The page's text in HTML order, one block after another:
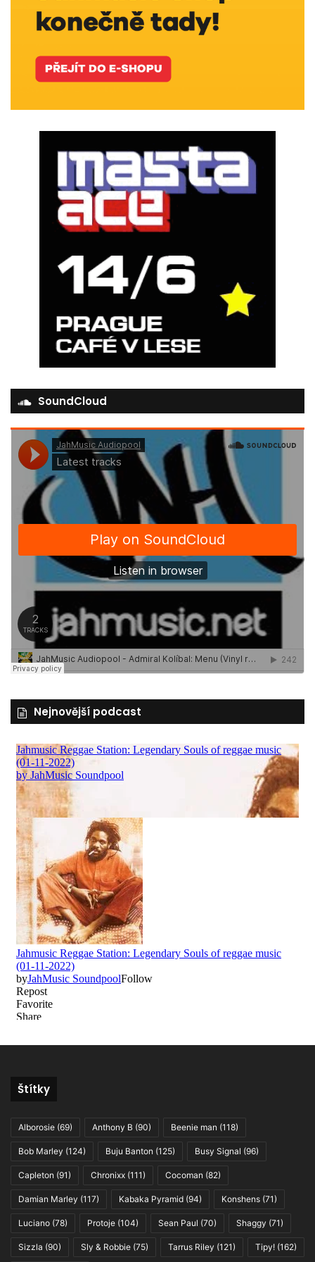
SoundCloud
Nejnovější podcast
Štítky
Alborosie (69) Anthony B (90) Beenie man (118)
Bob Marley (124) Buju Banton (125) Busy Signal (96)
Capleton (91) Chronixx (111) Cocoman (82)
Damian Marley (117) Kabaka Pyramid (94) Konshens (71)
Luciano (78) Protoje (104) Sean Paul (70) Shaggy (71)
Sizzla (90) Sly & Robbie (75) Tarrus Riley (121) Tipy! (162)